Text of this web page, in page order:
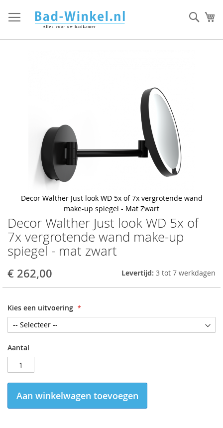
direct
door
Decor Walther Just look WD 5x of
7x vergrotende wand make-up
spiegel - mat zwart
€ 262,00 Levertijd: 3 tot 7 werkdagen
Kies een uitvoering
Aantal
Aan winkelwagen toevoegen
Decor Walther Just look WD 5x of 7x vergrotende wand
make-up spiegel - Mat Zwart
Skip
to
the
beginning
the
images
gallery